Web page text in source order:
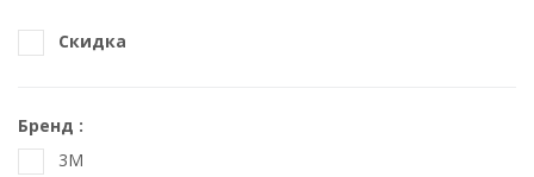
Скидка
Бренд
3M